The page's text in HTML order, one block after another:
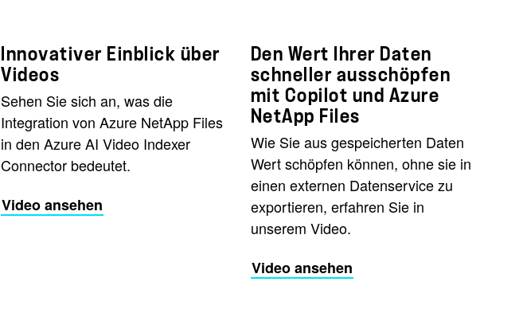
Innovativer Einblick über
Videos
Sehen Sie sich an, was die
Integration von Azure NetApp Files
in den Azure AI Video Indexer
Connector bedeutet.
Video ansehen
Den Wert Ihrer Daten
schneller ausschöpfen
mit Copilot und Azure
NetApp Files
Wie Sie aus gespeicherten Daten
Wert schöpfen können, ohne sie in
einen externen Datenservice zu
exportieren, erfahren Sie in
unserem Video.
Video ansehen